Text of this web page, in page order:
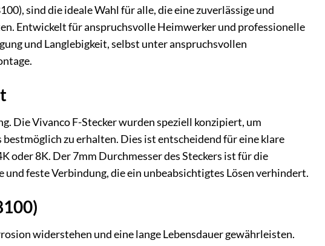
sind die ideale Wahl für alle, die eine zuverlässige und
Entwickelt für anspruchsvolle Heimwerker und professionelle
und Langlebigkeit, selbst unter anspruchsvollen
Die Vivanco F-Stecker wurden speziell konzipiert, um
zu erhalten. Dies ist entscheidend für eine klare
oder 8K. Der 7mm Durchmesser des Steckers ist für die
feste Verbindung, die ein unbeabsichtigtes Lösen verhindert.
widerstehen und eine lange Lebensdauer gewährleisten.